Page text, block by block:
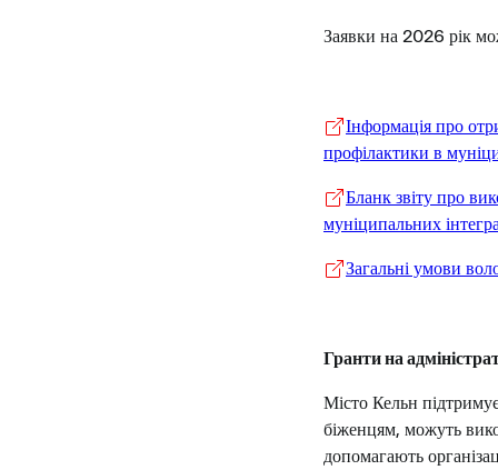
Заявки на 2026 рік
Інформація про
профілактики в
Бланк звіту про
муніципальних
Загальні умови
Гранти на
Місто Кельн
біженцям, можуть
допомагають